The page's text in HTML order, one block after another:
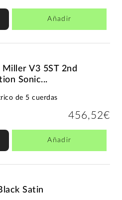
Añadir
Miller V3 5ST 2nd
Sonic...
de 5 cuerdas
456,52€
Añadir
Satin